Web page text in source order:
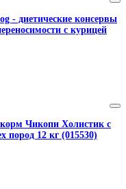
- диетические консервы
с курицей
Чикопи Холистик с
пород 12 кг (015530)